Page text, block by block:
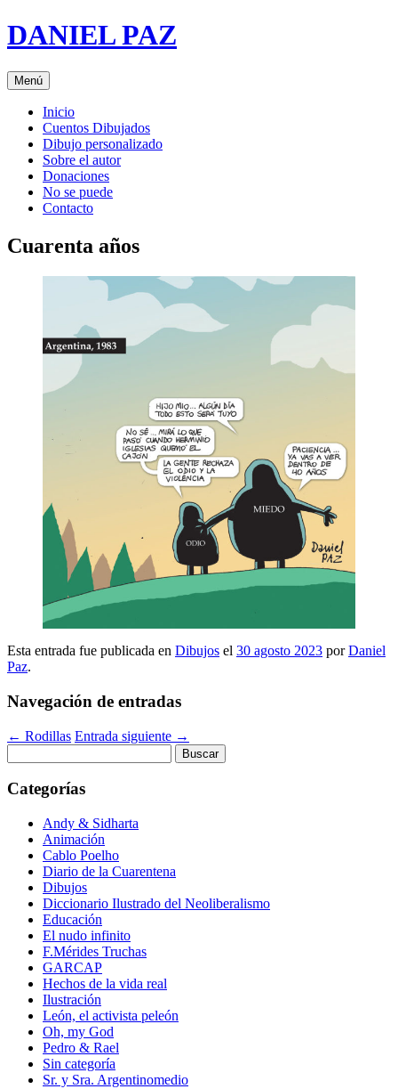
Saltar
al
DANIEL PAZ
Menú
Inicio
Cuentos Dibujados
Dibujo personalizado
Sobre el autor
Donaciones
No se puede
Contacto
Cuarenta años
Esta entrada fue publicada en Dibujos el 30 agosto 2023 porDaniel
Paz.
Navegación de entradas
← Rodillas Entrada siguiente →
Categorías
Andy & Sidharta
Animación
Cablo Poelho
Diario de la Cuarentena
Dibujos
Diccionario Ilustrado del Neoliberalismo
Educación
El nudo infinito
F.Mérides Truchas
GARCAP
Hechos de la vida real
Ilustración
León, el activista peleón
Oh, my God
Pedro & Rael
Sin categoría
Sr. y Sra. Argentinomedio